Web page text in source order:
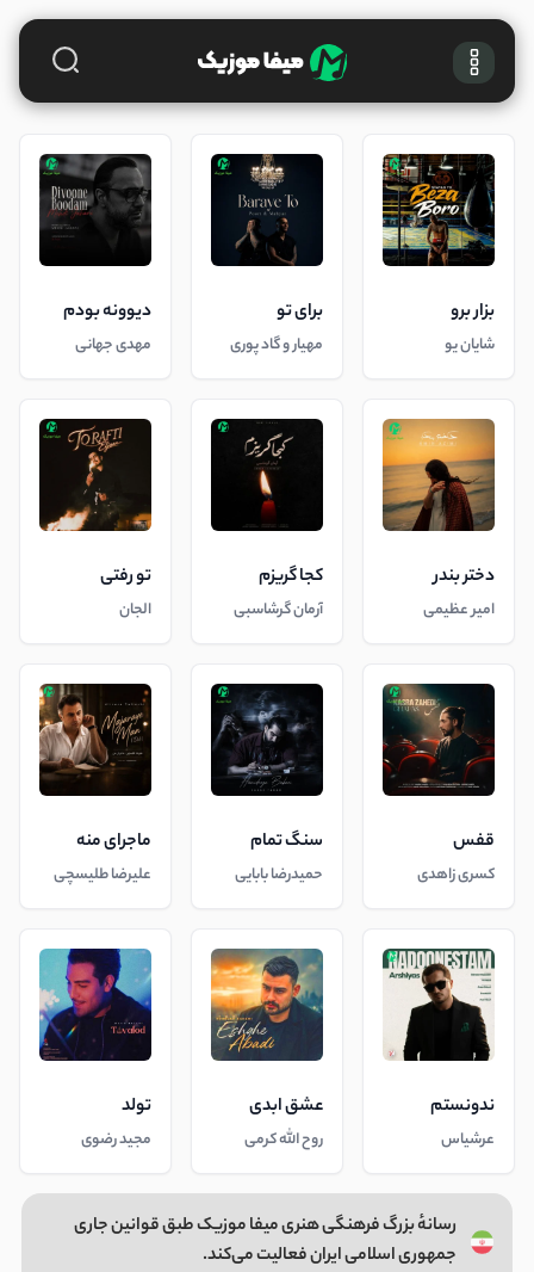
بزار برو
شایان یو
برای تو
مهیار و گاد پوری
دیوونه بودم
مهدی جهانی
دختر بندر
امیر عظیمی
کجا گریزم
آرمان گرشاسبی
تو رفتی
الجان
قفس
کسری زاهدی
سنگ تمام
حمیدرضا بابایی
ماجرای منه
علیرضا طلیسچی
ندونستم
عرشیاس
عشق ابدی
روح الله کرمی
تولد
مجید رضوی
رسانهٔ بزرگ فرهنگی هنری میفا موزیک طبق قوانین جاری
جمهوری اسلامی ایران فعالیت می‌کند.